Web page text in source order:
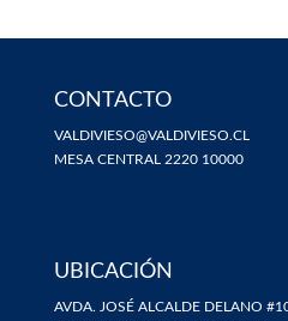
CONTACTO
VALDIVIESO@VALDIVIESO.CL
MESA CENTRAL 2220 10000
UBICACIÓN
AVDA. JOSÉ ALCALDE DELANO